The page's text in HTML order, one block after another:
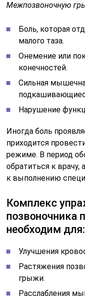
Межпозвоночную
Боль, которая
малого таза.
Онемение или
конечностей.
Сильная
Нарушение
Иногда боль
приходится
режиме. В период
обратиться к врачу,
к выполнению
Комплекс
позвоночника
необходим для:
Улучшения
Растяжения
грыжи.
Расслабления